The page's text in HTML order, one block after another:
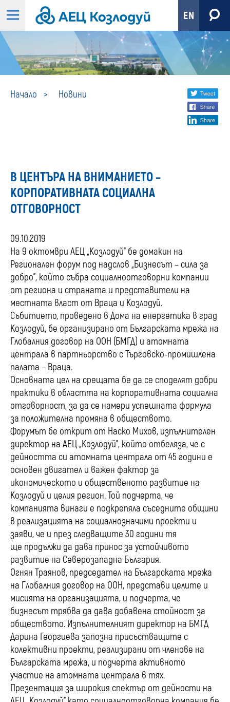
EN
Начало Новини
Share
social
В ЦЕНТЪРА НА ВНИМАНИЕТО –
КОРПОРАТИВНАТА СОЦИАЛНА
ОТГОВОРНОСТ
09.10.2019
На 9 октомври АЕЦ „Козлодуй” бе домакин на
Регионален форум под надслов „Бизнесът – сила за
добро”, който събра социалноотговорни компании
от региона и страната и представители на
местната власт от Враца и Козлодуй.
Събитието, проведено в Дома на енергетика в град
Козлодуй, бе организирано от Българската мрежа на
Глобалния договор на ООН (БМГД) и атомната
централа в партньорство с Търговско-промишлена
палата – Враца.
Основната цел на срещата бе да се споделят добри
практики в областта на корпоративната социална
отговорност, за да се намери успешната формула
за положителна промяна в обществото.
Форумът бе открит от Наско Михов, изпълнителен
директор на АЕЦ „Козлодуй”, който отбеляза, че с
дейността си атомната централа от 45 години е
основен двигател и важен фактор за
икономическото и общественото развитие на
Козлодуй и целия регион. Той подчерта, че
компанията винаги е подкрепяла съседните общини
в реализацията на социалнозначими проекти и
заяви, че и през следващите 30 години тя
ще продължи да дава принос за устойчивото
развитие на Северозападна България.
Огнян Траянов, председател на Българската мрежа
на Глобалния договор на ООН, представи целите и
мисията на организацията, и подчерта, че
бизнесът трябва да дава добавена стойност за
обществото. Изпълнителният директор на БМГД
Дарина Георгиева запозна присъстващите с
колективни проекти, реализирани от членове на
Българската мрежа, и подчерта активното
участие на атомната централа в тях.
Презентация за широкия спектър от дейности на